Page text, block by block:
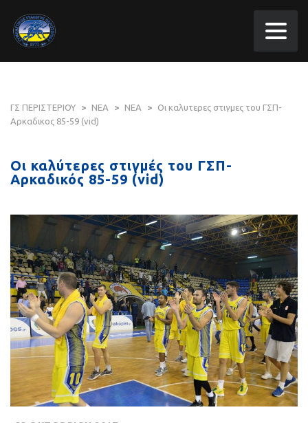
ΓΣ ΠΕΡΙΣΤΕΡΙΟΥ > ΝΕΑ > ΝΕΑ >
Οι καλυτερες στιγμες του ΓΣΠ-
Αρκαδικος 85-59 (vid)
Οι καλύτερες στιγμές του ΓΣΠ-
Αρκαδικός 85-59 (vid)